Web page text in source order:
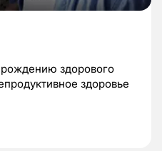
здорового
здоровье